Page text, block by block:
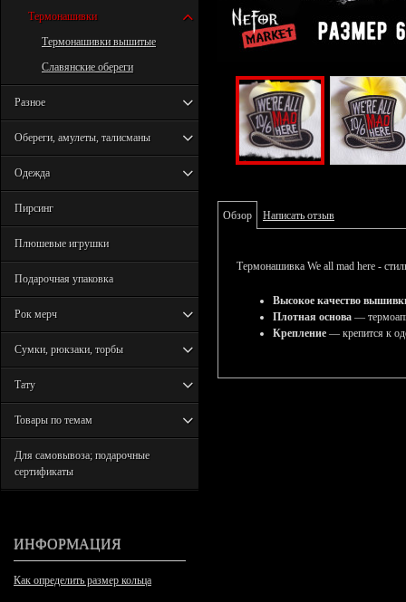
Термонашивки
Термонашивки вышитые
Славянские обереги
Разное
Обереги, амулеты, талисманы
Одежда
Пирсинг
Плюшевые игрушки
Подарочная упаковка
Рок мерч
Сумки, рюкзаки, торбы
Тату
Товары по темам
Для самовывоза; подарочные
сертификаты
ИНФОРМАЦИЯ
Как определить размер кольца
Обзор Написать отзыв
Термонашивка We all mad here -
Высокое качество
Плотная основа —
Крепление — крепится к